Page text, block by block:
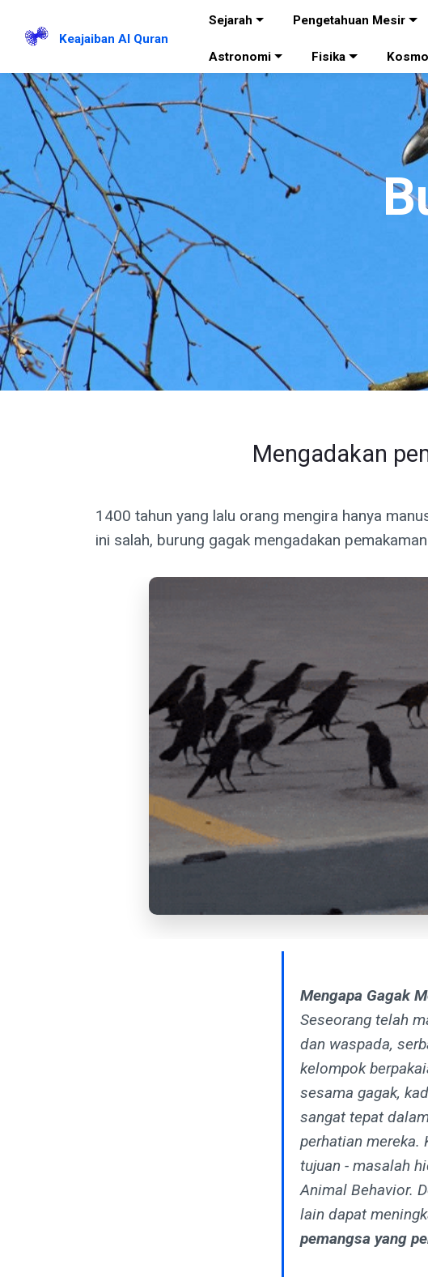
Keajaiban Al Quran
Sejarah Pengetahuan Mesir
Astronomi Fisika
Mengadakan
1400 tahun yang lalu orang mengira hanya
ini salah, burung gagak mengadakan
Mengapa Gagak
Seseorang telah
dan waspada,
kelompok
sesama gagak,
sangat tepat
perhatian mereka.
tujuan - masalah
Animal Behavior.
lain dapat
pemangsa yang